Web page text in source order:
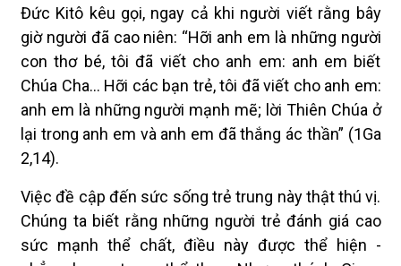
Đức Kitô kêu gọi, ngay cả khi người viết rằng bây
giờ người đã cao niên: “Hỡi anh em là những người
con thơ bé, tôi đã viết cho anh em: anh em biết
Chúa Cha... Hỡi các bạn trẻ, tôi đã viết cho anh em:
anh em là những người mạnh mẽ; lời Thiên Chúa ở
lại trong anh em và anh em đã thắng ác thần” (1Ga
2,14).
Việc đề cập đến sức sống trẻ trung này thật thú vị.
Chúng ta biết rằng những người trẻ đánh giá cao
sức mạnh thể chất, điều này được thể hiện -